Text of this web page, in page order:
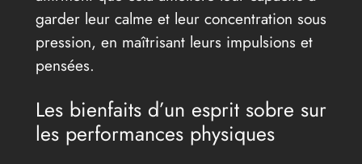
garder leur calme et leur concentration sous
pression, en maîtrisant leurs impulsions et
pensées.
Les bienfaits d’un esprit sobre sur
les performances physiques